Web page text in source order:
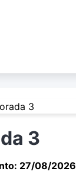
3
27/08/2026